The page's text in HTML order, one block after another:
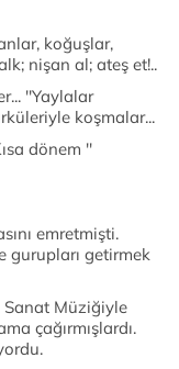
koğuşlar,
nişan al; ateş et!..
''Yaylalar
koşmalar...
dönem ''
emretmişti.
gurupları getirmek
Sanat Müziğiyle
çağırmışlardı.